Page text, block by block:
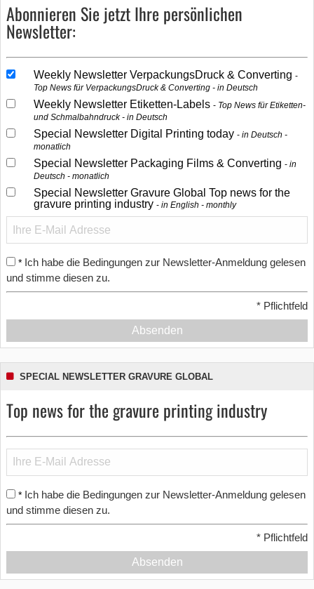
Abonnieren Sie jetzt Ihre persönlichen
Newsletter:
Weekly Newsletter VerpackungsDruck & Converting
Top News für VerpackungsDruck & Converting - in Deutsch
Weekly Newsletter Etiketten-Labels
Top News für Etiketten-
und Schmalbahndruck - in Deutsch
Special Newsletter Digital Printing today
in Deutsch -
monatlich
Special Newsletter Packaging Films & Converting
in
Deutsch - monatlich
Special Newsletter Gravure Global Top news for the
gravure printing industry
in English - monthly
* Ich habe die Bedingungen zur Newsletter-Anmeldung gelesen
und stimme diesen zu.
* Pflichtfeld
Absenden
SPECIAL NEWSLETTER GRAVURE GLOBAL
Top news for the gravure printing industry
* Ich habe die Bedingungen zur Newsletter-Anmeldung gelesen
und stimme diesen zu.
* Pflichtfeld
Absenden